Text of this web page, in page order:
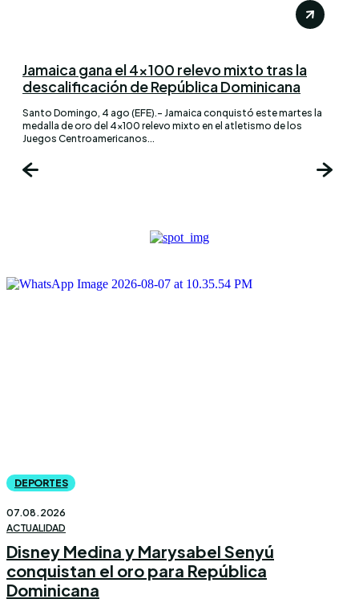
Jamaica gana el 4×100 relevo mixto tras la
descalificación de República Dominicana
Santo Domingo, 4 ago (EFE).- Jamaica conquistó este martes la
medalla de oro del 4×100 relevo mixto en el atletismo de los
Juegos Centroamericanos...
DEPORTES
07.08.2026
ACTUALIDAD
Disney Medina y Marysabel Senyú
conquistan el oro para República
Dominicana